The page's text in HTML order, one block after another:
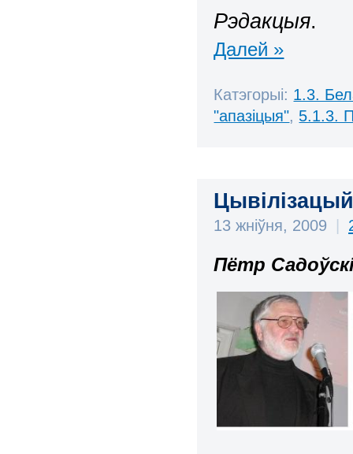
Рэдакцыя.
Далей »
Катэгорыі: 1.3.
"апазіцыя", 5.1.3.
13 жніўня, 2009
Пётр